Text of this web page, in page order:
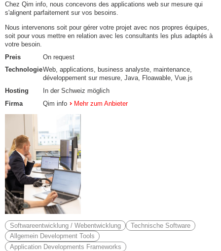
Chez Qim info, nous concevons des applications web sur mesure qui
s'alignent parfaitement sur vos besoins.
Nous intervenons soit pour gérer votre projet avec nos propres équipes,
soit pour vous mettre en relation avec les consultants les plus adaptés à
votre besoin.
Preis
On request
TechnologieWeb, applications, business analyste, maintenance,
développement sur mesure, Java, Floawable, Vue.js
Hosting
In der Schweiz möglich
Firma
Qim info Mehr zum Anbieter
Softwareentwicklung / Webentwicklung
Technische Software
Allgemein Development Tools
Application Developments Frameworks